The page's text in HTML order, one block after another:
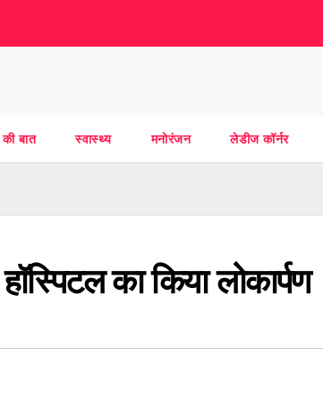
बात स्वास्थ्य मनोरंजन लेडीज कॉर्नर
का किया लोकार्पण